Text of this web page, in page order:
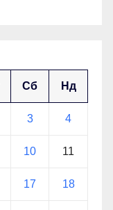
Сб Нд
3 4
10 11
17 18